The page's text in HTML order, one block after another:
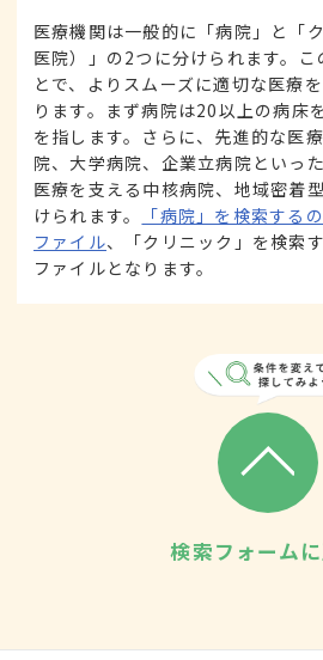
医療機関は一般的に「病院」と「
医院）」の2つに分けられます。
とで、よりスムーズに適切な医療
ります。まず病院は20以上の病床
を指します。さらに、先進的な医
院、大学病院、企業立病院といっ
医療を支える中核病院、地域密着
けられます。
「病院」を検索する
ファイル、「クリニック」を検索
ファイルとなります。
検索フォーム